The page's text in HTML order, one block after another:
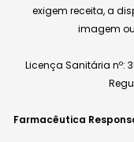
exigem receita, a
imagem
Licença Sanitária nº:
Farmacêutica